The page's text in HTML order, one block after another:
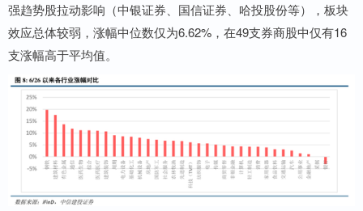
强趋势股拉动影响（中银证券、国信证券、哈投股份等），板块
效应总体较弱，涨幅中位数仅为6.62%，在49支券商股中仅有16
支涨幅高于平均值。